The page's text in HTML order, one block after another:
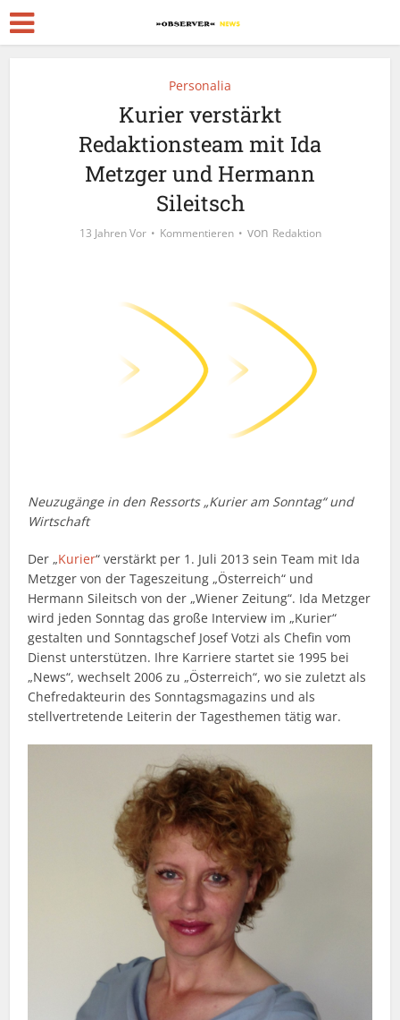
Personalia
Kurier verstärkt
Redaktionsteam mit Ida
Metzger und Hermann
Sileitsch
13 Jahren Vor Kommentieren von Redaktion
Neuzugänge in den Ressorts „Kurier am Sonntag“ und
Wirtschaft
Der „Kurier“ verstärkt per 1. Juli 2013 sein Team mit Ida
Metzger von der Tageszeitung „Österreich“ und
Hermann Sileitsch von der „Wiener Zeitung“. Ida Metzger
wird jeden Sonntag das große Interview im „Kurier“
gestalten und Sonntagschef Josef Votzi als Chefin vom
Dienst unterstützen. Ihre Karriere startet sie 1995 bei
„News“, wechselt 2006 zu „Österreich“, wo sie zuletzt als
Chefredakteurin des Sonntagsmagazins und als
stellvertretende Leiterin der Tagesthemen tätig war.